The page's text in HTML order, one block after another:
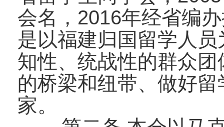
会名，2016年经省编
是以福建归国留学人
知性、统战性的群众
的桥梁和纽带、做好
家。